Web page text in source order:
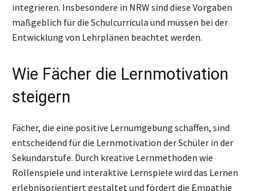
integrieren. Insbesondere in NRW sind diese Vorgaben
maßgeblich für die Schulcurricula und müssen bei der
Entwicklung von Lehrplänen beachtet werden.
Wie Fächer die Lernmotivation
steigern
Fächer, die eine positive Lernumgebung schaffen, sind
entscheidend für die Lernmotivation der Schüler in der
Sekundarstufe. Durch kreative Lernmethoden wie
Rollenspiele und interaktive Lernspiele wird das Lernen
erlebnisorientiert gestaltet und fördert die Empathie